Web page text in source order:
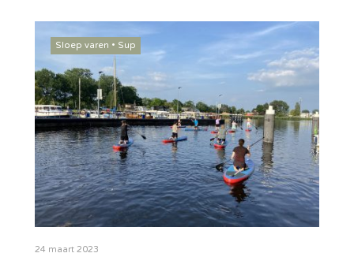
Sloep varen • Sup
24 maart 2023